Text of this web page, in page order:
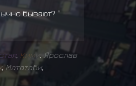
бывают? "
тая, Кими Ярослав
, Мататаби,